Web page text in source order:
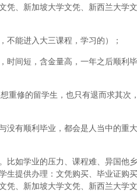
凭、新加坡大学文凭、新西兰大学
不能进入大三课程，学习的）；
时间短，含金量高，一年之后顺利
重修的留学生，也只有退而求其次
没有顺利毕业，都会是人当中的重
比如学业的压力、课程难、异国他
生提供办理：文凭购买、毕业证购
凭、新加坡大学文凭、新西兰大学